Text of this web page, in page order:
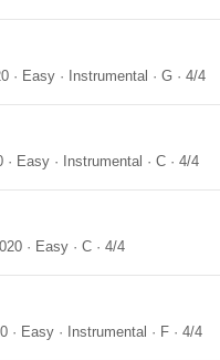
· Easy · Instrumental · G · 4/4
· Easy · Instrumental · C · 4/4
· Easy · C · 4/4
· Easy · Instrumental · F · 4/4